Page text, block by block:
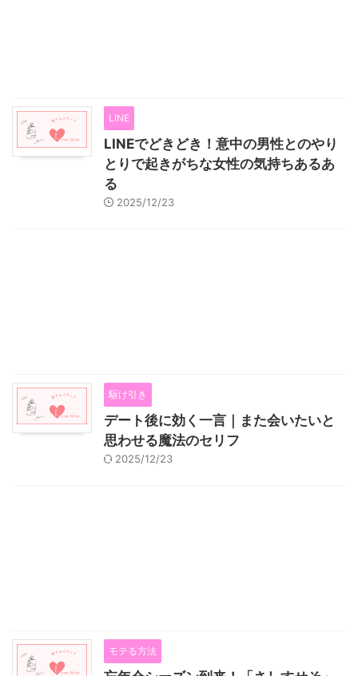
LINE
LINEでどきどき！意中の男性とのやり
とりで起きがちな女性の気持ちあるあ
る
2025/12/23
駆け引き
デート後に効く一言｜また会いたいと
思わせる魔法のセリフ
2025/12/23
モテる方法